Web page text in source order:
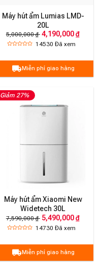
Máy hút ẩm Lumias LMD-
20L
5,000,000 ₫ 4,190,000 ₫
14530Đã xem
Miễn phí giao hàng
Giảm 27%
Máy hút ẩm Xiaomi New
Widetech 30L
7,590,000 ₫ 5,490,000 ₫
14730Đã xem
Miễn phí giao hàng